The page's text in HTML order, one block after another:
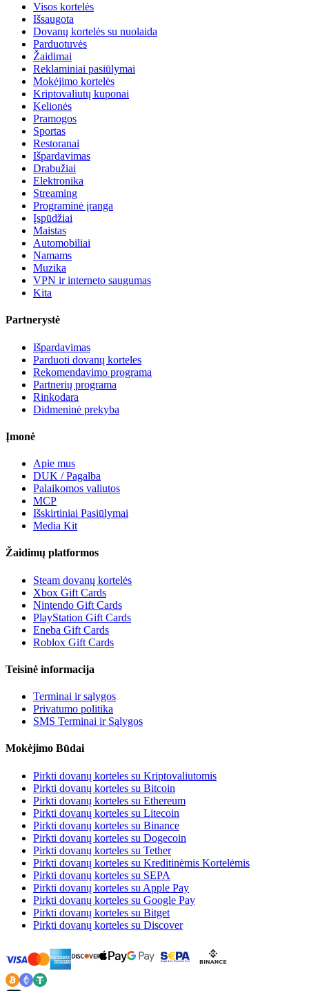
Visos kortelės
Išsaugota
Dovanų kortelės su nuolaida
Parduotuvės
Žaidimai
Reklaminiai pasiūlymai
Mokėjimo kortelės
Kriptovaliutų kuponai
Kelionės
Pramogos
Sportas
Restoranai
Išpardavimas
Drabužiai
Elektronika
Streaming
Programinė įranga
Įspūdžiai
Maistas
Automobiliai
Namams
Muzika
VPN ir interneto saugumas
Kita
Partnerystė
Išpardavimas
Parduoti dovanų korteles
Rekomendavimo programa
Partnerių programa
Rinkodara
Didmeninė prekyba
Įmonė
Apie mus
DUK / Pagalba
Palaikomos valiutos
MCP
Išskirtiniai Pasiūlymai
Media Kit
Žaidimų platformos
Steam dovanų kortelės
Xbox Gift Cards
Nintendo Gift Cards
PlayStation Gift Cards
Eneba Gift Cards
Roblox Gift Cards
Teisinė informacija
Terminai ir sąlygos
Privatumo politika
SMS Terminai ir Sąlygos
Mokėjimo Būdai
Pirkti dovanų korteles su Kriptovaliutomis
Pirkti dovanų korteles su Bitcoin
Pirkti dovanų korteles su Ethereum
Pirkti dovanų korteles su Litecoin
Pirkti dovanų korteles su Binance
Pirkti dovanų korteles su Dogecoin
Pirkti dovanų korteles su Tether
Pirkti dovanų korteles su Kreditinėmis Kortelėmis
Pirkti dovanų korteles su SEPA
Pirkti dovanų korteles su Apple Pay
Pirkti dovanų korteles su Google Pay
Pirkti dovanų korteles su Bitget
Pirkti dovanų korteles su Discover